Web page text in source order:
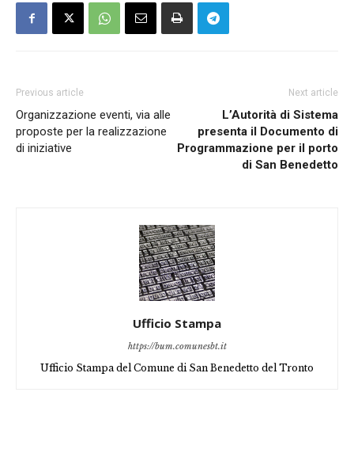
Previous article
Organizzazione eventi, via alle
proposte per la realizzazione
di iniziative
Next article
L’Autorità di Sistema
presenta il Documento di
Programmazione per il porto
di San Benedetto
Ufficio Stampa
https://bum.comunesbt.it
Ufficio Stampa del Comune di San Benedetto del Tronto